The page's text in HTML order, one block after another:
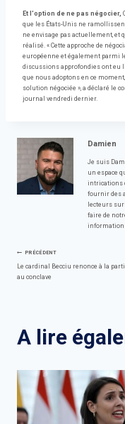
Et l'option de ne pas négocier,
que les États-Unis ne
ne envisage pas actuellement, et
réalisé. « Cette approche de
européenne et également parmi
discussions approfondies ont eu
que nous adoptons en ce
solution négociée », a déclaré le
journal vendredi dernier.
Damien
Je suis
un espace
intrications
fournir des
lecteurs
faire de
information
Navigation
PRÉCÉDENT
Le cardinal Becciu renonce à la
au conclave
A lire